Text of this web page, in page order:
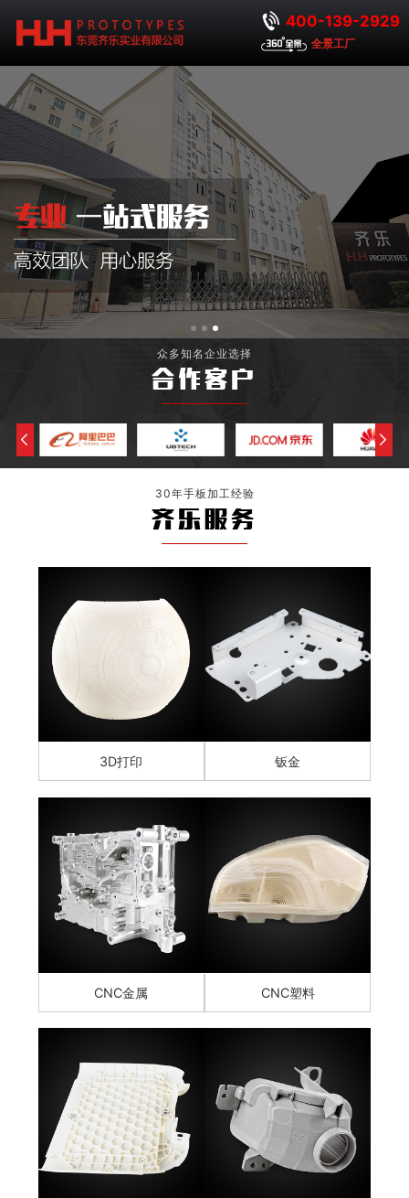
400-139-2929
全景工厂
众多知名企业选择
合作客户
30年手板加工经验
齐乐服务
3D打印 钣金
CNC金属 CNC塑料